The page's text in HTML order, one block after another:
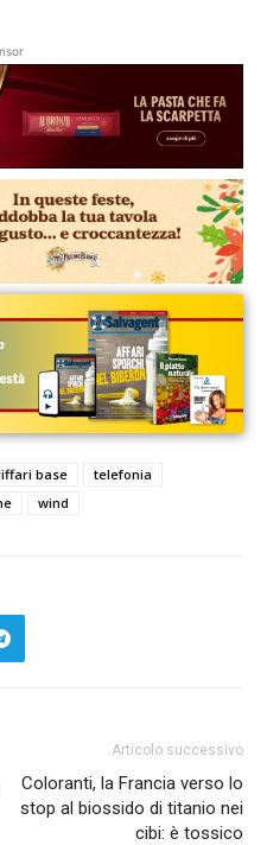
base
telefonia
wind
Articolo successivo
Coloranti, la Francia verso lo
stop al biossido di titanio nei
cibi: è tossico